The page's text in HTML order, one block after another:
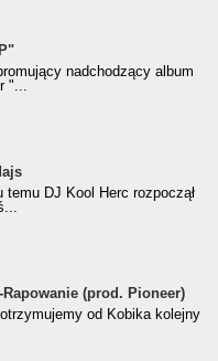
nadchodzący album
"...
Roku
temu DJ Kool Herc rozpoczął
(prod. Pioneer)
(prod. Pioneer)
od Kobika kolejny